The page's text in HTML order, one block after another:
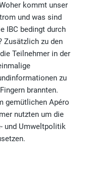
kommt unser
und was sind
IBC bedingt durch
Zusätzlich zu den
Teilnehmer in der
zu
brannten.
gemütlichen Apéro
nutzten um die
und Umweltpolitik